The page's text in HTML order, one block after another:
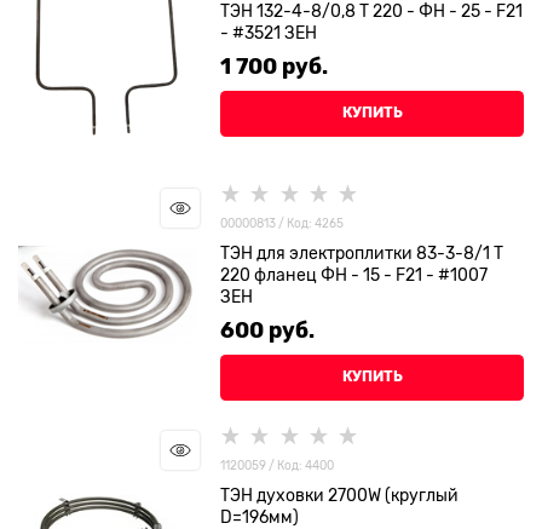
ТЭН 132-4-8/0,8 Т 220 - ФН - 25 - F21
- #3521 ЗЕН
1 700 руб.
КУПИТЬ
00000813 / Код: 4265
ТЭН для электроплитки 83-3-8/1 Т
220 фланец ФН - 15 - F21 - #1007
ЗЕН
600 руб.
КУПИТЬ
1120059 / Код: 4400
ТЭН духовки 2700W (круглый
D=196мм)